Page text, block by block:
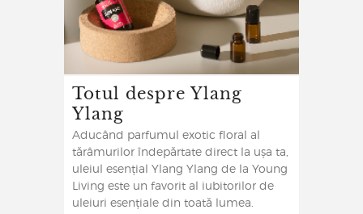
Totul despre Ylang
Ylang
Aducând parfumul exotic floral al
tărâmurilor îndepărtate direct la ușa ta,
uleiul esențial Ylang Ylang de la Young
Living este un favorit al iubitorilor de
uleiuri esențiale din toată lumea.